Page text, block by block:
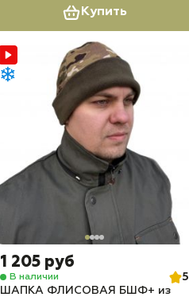
Купить
1 205 руб
В наличии
5
ШАПКА ФЛИСОВАЯ БШФ+ из